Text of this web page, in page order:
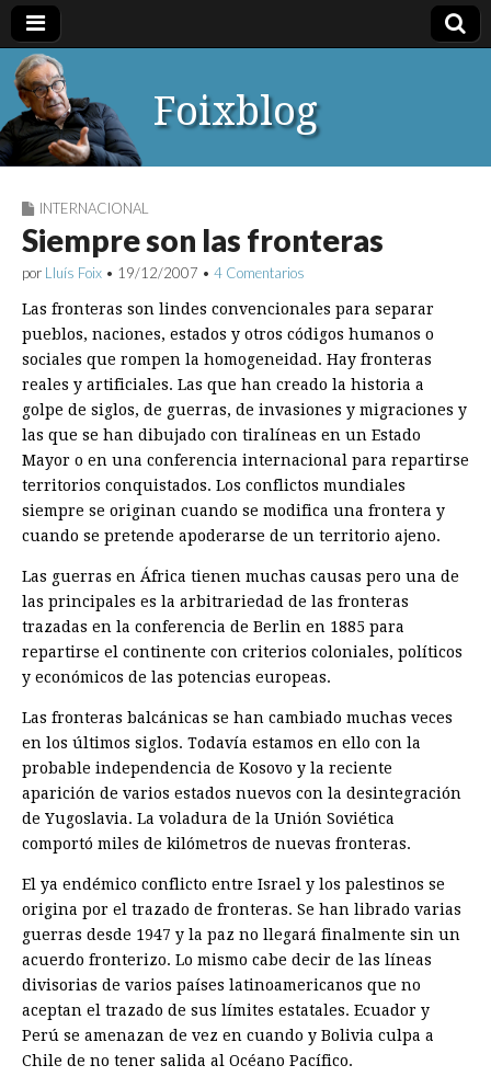
Foixblog
INTERNACIONAL
Siempre son las fronteras
por Lluís Foix • 19/12/2007 • 4 Comentarios
Las fronteras son lindes convencionales para separar
pueblos, naciones, estados y otros códigos humanos o
sociales que rompen la homogeneidad. Hay fronteras
reales y artificiales. Las que han creado la historia a
golpe de siglos, de guerras, de invasiones y migraciones y
las que se han dibujado con tiralíneas en un Estado
Mayor o en una conferencia internacional para repartirse
territorios conquistados. Los conflictos mundiales
siempre se originan cuando se modifica una frontera y
cuando se pretende apoderarse de un territorio ajeno.
Las guerras en África tienen muchas causas pero una de
las principales es la arbitrariedad de las fronteras
trazadas en la conferencia de Berlin en 1885 para
repartirse el continente con criterios coloniales, políticos
y económicos de las potencias europeas.
Las fronteras balcánicas se han cambiado muchas veces
en los últimos siglos. Todavía estamos en ello con la
probable independencia de Kosovo y la reciente
aparición de varios estados nuevos con la desintegración
de Yugoslavia. La voladura de la Unión Soviética
comportó miles de kilómetros de nuevas fronteras.
El ya endémico conflicto entre Israel y los palestinos se
origina por el trazado de fronteras. Se han librado varias
guerras desde 1947 y la paz no llegará finalmente sin un
acuerdo fronterizo. Lo mismo cabe decir de las líneas
divisorias de varios países latinoamericanos que no
aceptan el trazado de sus límites estatales. Ecuador y
Perú se amenazan de vez en cuando y Bolivia culpa a
Chile de no tener salida al Océano Pacífico.